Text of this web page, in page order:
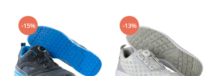
Masti de protectie respiratorie
Sepci, caciuli si esarfe
Pachete promotionale
Accesorii pentru protectia muncii
Sosete de lucru
-15% -13%